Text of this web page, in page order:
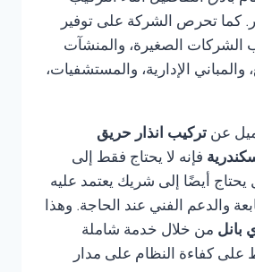
كما تحرص الشركة على توفير
الشركات الصغيرة، والمنشآت
والمباني الإدارية، والمستشفيات،
عن تركيب انذار حريق
فإنه لا يحتاج فقط إلى
يحتاج أيضًا إلى شريك يعتمد عليه
والدعم الفني عند الحاجة. وهذا
بانل من خلال خدمة شاملة
على كفاءة النظام على مدار